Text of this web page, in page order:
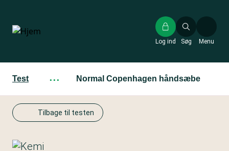
hovedindhold
Søg
Log ind Menu
Test ··· Normal Copenhagen håndsæbe
Tilbage til testen